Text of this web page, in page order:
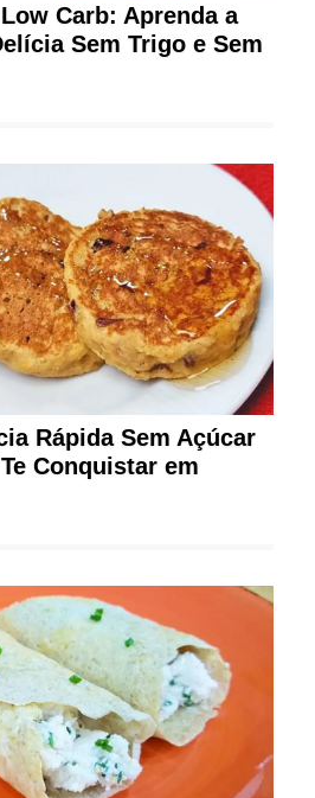
Carb: Aprenda a
Sem Trigo e Sem
Rápida Sem Açúcar
Conquistar em